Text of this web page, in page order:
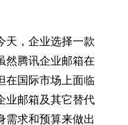
，企业选择一款
然腾讯企业邮箱在
在国际市场上面临
业邮箱及其它替代
需求和预算来做出